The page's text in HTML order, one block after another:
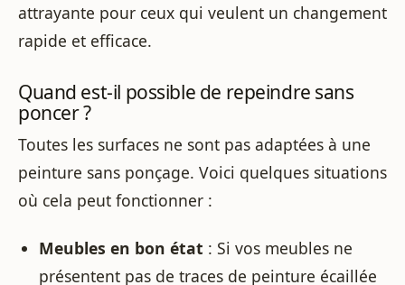
attrayante pour ceux qui veulent un changement
rapide et efficace.
Quand est-il possible de repeindre sans
poncer ?
Toutes les surfaces ne sont pas adaptées à une
peinture sans ponçage. Voici quelques situations
où cela peut fonctionner :
Meubles en bon état : Si vos meubles ne
présentent pas de traces de peinture écaillée